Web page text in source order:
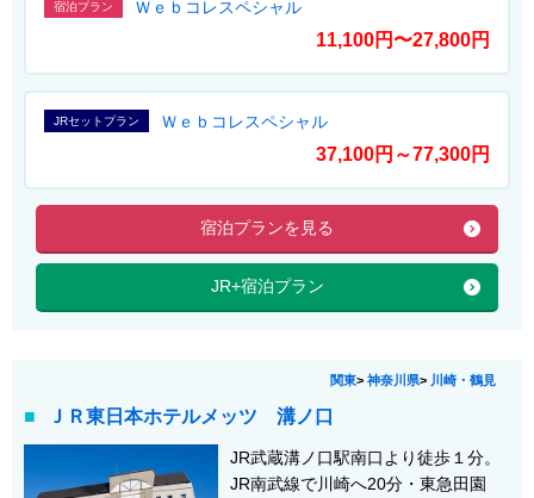
宿泊プラン Ｗｅｂコレスペシャル
11,100円〜27,800円
JRセットプラン Ｗｅｂコレスペシャル
37,100円～77,300円
宿泊プランを見る
JR+宿泊プラン
関東> 神奈川県> 川崎・鶴見
ＪＲ東日本ホテルメッツ 溝ノ口
JR武蔵溝ノ口駅南口より徒歩１分。
JR南武線で川崎へ20分・東急田園